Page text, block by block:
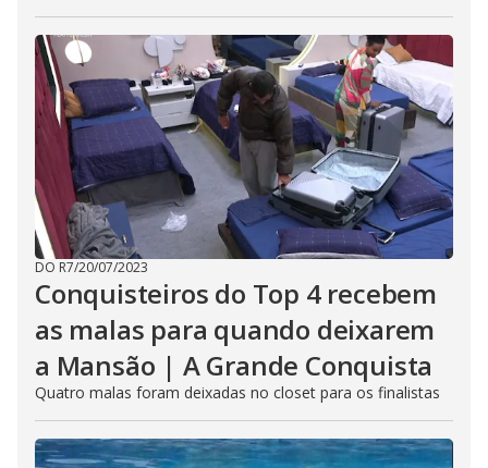
DO R7/20/07/2023
Conquisteiros do Top 4 recebem
as malas para quando deixarem
a Mansão | A Grande Conquista
Quatro malas foram deixadas no closet para os finalistas